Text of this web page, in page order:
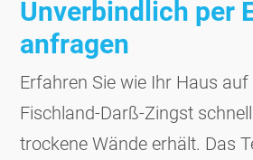
Unverbindlich per
anfragen
Erfahren Sie wie Ihr Haus auf
Fischland-Darß-Zingst
trockene Wände erhält. Das